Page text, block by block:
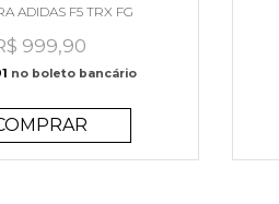
ADIDAS F5 TRX FG
999,90
no boleto bancário